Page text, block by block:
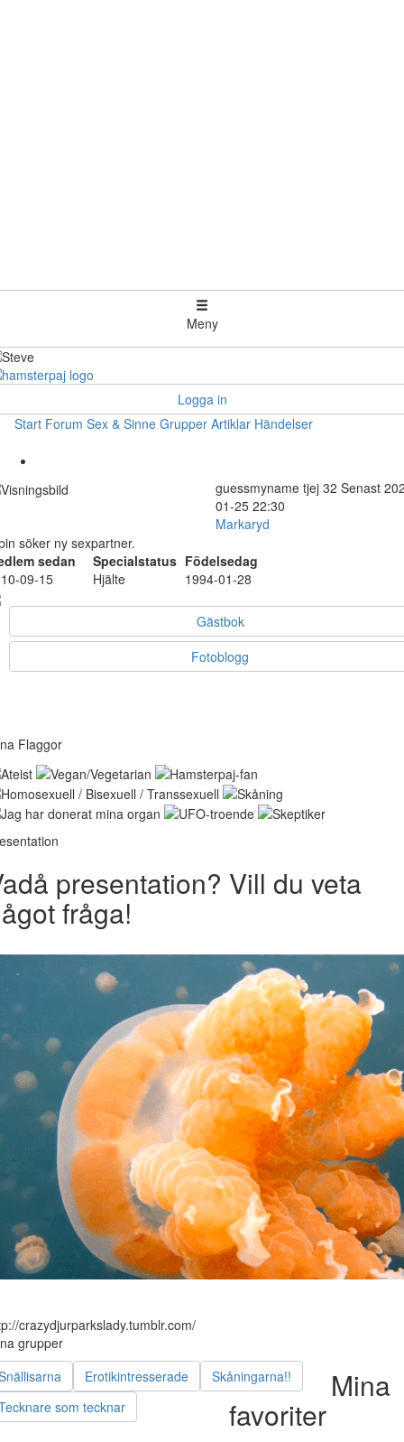
Meny
Logga in
Start Forum Sex & Sinne Grupper Artiklar Händelser
guessmyname tjej 32 Senast
01-25 22:30
Markaryd
söker ny sexpartner.
sedan
Specialstatus Födelsedag
09-15
Hjälte 1994-01-28
Gästbok
Fotoblogg
Flaggor
presentation? Vill du veta
fråga!
crazydjurparkslady.tumblr.com/
grupper
Erotikintresserade
Skåningarna!!
som tecknar
Mina
favoriter